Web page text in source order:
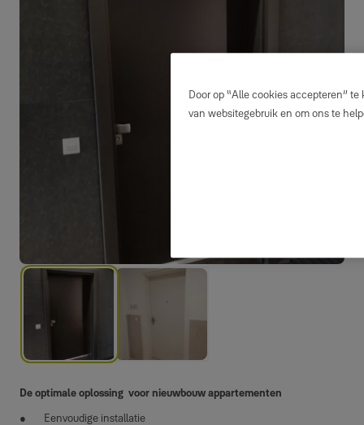
De optimale oplossing voor nieuwbouw appartementen
Eenvoudige installatie
Door op “Alle cookies accepteren”
van websitegebruik en om ons te